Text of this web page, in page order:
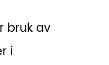
bruk av
i